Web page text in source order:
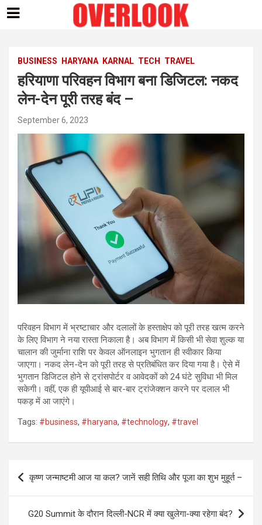
contentBUSINESS HARYANA KARNAL TECH TRAVEL
हरियाणा परिवहन विभाग बना डिजिटल: नकद
लेन-देन पूरी तरह बंद –
September 6, 2023
परिवहन विभाग में भ्रष्टाचार और दलालों के हस्ताक्षेप को पूरी तरह खत्म करने
के लिए विभाग ने नया रास्ता निकाला है। अब विभाग में किसी भी सेवा शुल्क या
चालान की जुर्माना राशि पर केवल ऑनलाइन भुगतान ही स्वीकार किया
जाएगा। नकद लेन-देन को पूरी तरह से प्रतिबंधित कर दिया गया है। ऐसे में
भुगतान डिजिटल होने से ट्रांसपोर्टर व आवेदकों को 24 घंटे सुविधा भी मिल
सकेगी। वहीं, एक ही यूपीआई से बार-बार ट्रांजेक्शन करने पर दलाल भी
पकड़ में आ जाएंगे।
Tags: #business, #haryana, #technology, #travel
Post
navigation
कृष्ण जन्माष्टमी आज या कल? जानें सही तिथि और पूजा का शुभ मुहूर्त –
G20 Summit के दौरान दिल्ली-NCR में क्या खुलेगा-क्या रहेगा बंद?